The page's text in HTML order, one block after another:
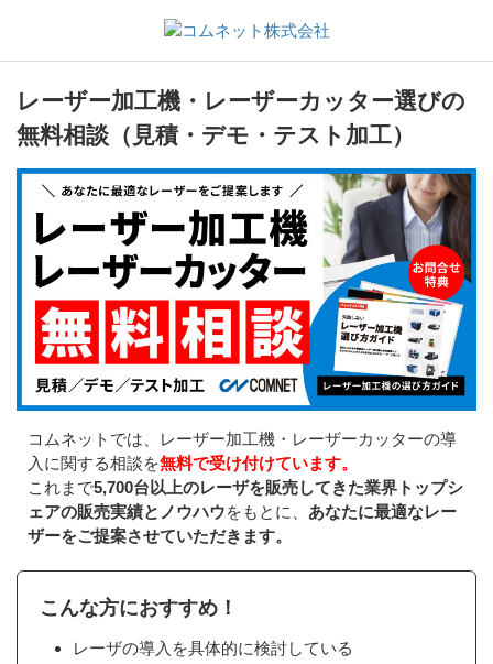
レーザー加工機・レーザーカッター選びの
無料相談（見積・デモ・テスト加工）
コムネットでは、レーザー加工機・レーザーカッターの導
入に関する相談を無料で受け付けています。
これまで5,700台以上のレーザを販売してきた業界トップシ
ェアの販売実績とノウハウをもとに、 あなたに最適なレー
ザーをご提案させていただきます。
こんな方におすすめ！
レーザの導入を具体的に検討している